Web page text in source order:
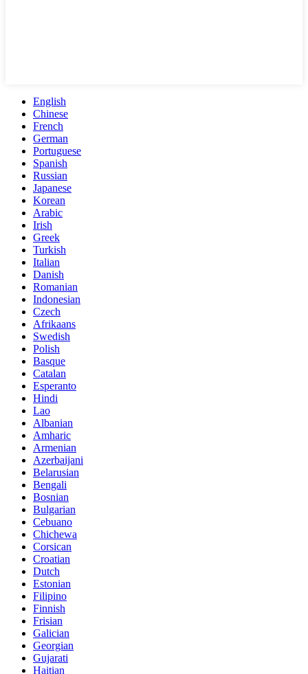
English
Chinese
French
German
Portuguese
Spanish
Russian
Japanese
Korean
Arabic
Irish
Greek
Turkish
Italian
Danish
Romanian
Indonesian
Czech
Afrikaans
Swedish
Polish
Basque
Catalan
Esperanto
Hindi
Lao
Albanian
Amharic
Armenian
Azerbaijani
Belarusian
Bengali
Bosnian
Bulgarian
Cebuano
Chichewa
Corsican
Croatian
Dutch
Estonian
Filipino
Finnish
Frisian
Galician
Georgian
Gujarati
Haitian